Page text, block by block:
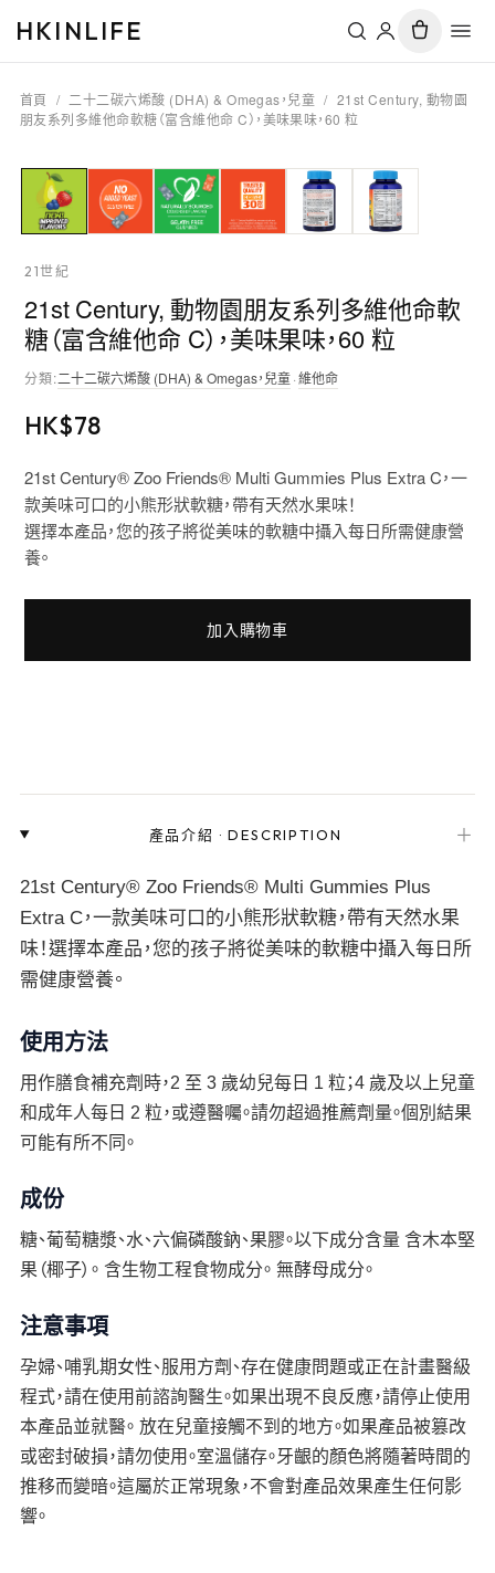
HKINLIFE
首頁 / 二十二碳六烯酸 (DHA) & Omegas，兒童 / 21st Century, 動物園
朋友系列多維他命軟糖（富含維他命 C），美味果味，60 粒
21世紀
21st Century, 動物園朋友系列多維他命軟
糖（富含維他命 C），美味果味，60 粒
分類:二十二碳六烯酸 (DHA) & Omegas，兒童·維他命
HK$78
21st Century® Zoo Friends® Multi Gummies Plus Extra C，一
款美味可口的小熊形狀軟糖，帶有天然水果味！
選擇本產品，您的孩子將從美味的軟糖中攝入每日所需健康營
養。
加入購物車
產品介紹 ·DESCRIPTION ＋
21st Century® Zoo Friends® Multi Gummies Plus
Extra C，一款美味可口的小熊形狀軟糖，帶有天然水果
味！選擇本產品，您的孩子將從美味的軟糖中攝入每日所
需健康營養。
使用方法
用作膳食補充劑時，2 至 3 歲幼兒每日 1 粒；4 歲及以上兒童
和成年人每日 2 粒，或遵醫囑。請勿超過推薦劑量。個別結果
可能有所不同。
成份
糖、葡萄糖漿、水、六偏磷酸鈉、果膠。以下成分含量 含木本堅
果（椰子）。 含生物工程食物成分。 無酵母成分。
注意事項
孕婦、哺乳期女性、服用方劑、存在健康問題或正在計畫醫級
程式，請在使用前諮詢醫生。如果出現不良反應，請停止使用
本產品並就醫。 放在兒童接觸不到的地方。如果產品被篡改
或密封破損，請勿使用。室溫儲存。牙齦的顏色將隨著時間的
推移而變暗。這屬於正常現象，不會對產品效果產生任何影
響。